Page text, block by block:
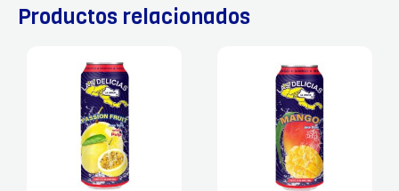
Productos relacionados